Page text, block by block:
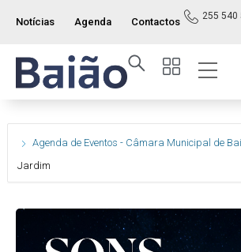
Notícias Agenda Contactos 255 540
Agenda de Eventos - Câmara Municipal de
Jardim